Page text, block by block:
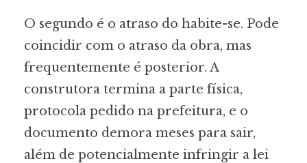
O segundo é o atraso do habite-se. Pode
coincidir com o atraso da obra, mas
frequentemente é posterior. A
construtora termina a parte física,
protocola pedido na prefeitura, e o
documento demora meses para sair,
além de potencialmente infringir a lei